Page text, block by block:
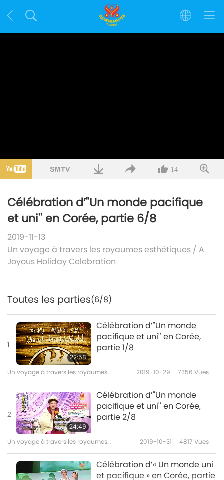
14
Célébration d’"Un monde pacifique
et uni'' en Corée, partie 6/8
2019-11-13
Un voyage à travers les royaumes esthétiques / A
Joyous Holiday Celebration
Toutes les parties(6/8)
1
22:58
Célébration d’"Un monde
pacifique et uni'' en Corée,
partie 1/8
Un voyage à travers les royaumes
2019-10-29 7356 Vues
2
24:49
Célébration d’"Un monde
pacifique et uni'' en Corée,
partie 2/8
Un voyage à travers les royaumes
2019-10-31 4817 Vues
Célébration d’« Un monde uni
et pacifique » en Corée, partie